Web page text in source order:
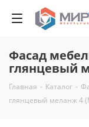
Фасад
глянцевый
Главная - Каталог -
глянцевый меланж 4